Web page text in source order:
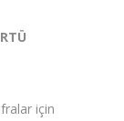
için